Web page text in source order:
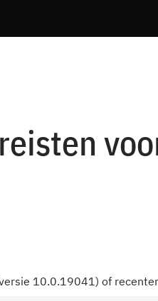
10.0.19041) of